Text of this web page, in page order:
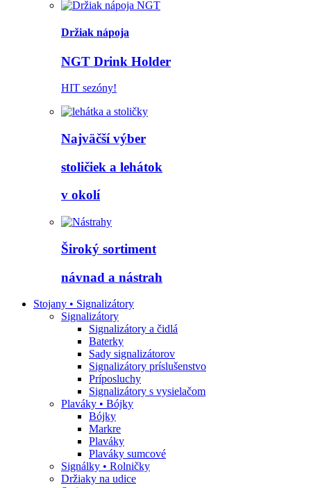
Držiak nápoja
NGT Drink Holder
HIT sezóny!
Najväčší výber
stoličiek a lehátok
v okolí
Široký sortiment
návnad a nástrah
Stojany • Signalizátory
Signalizátory
Signalizátory a čidlá
Baterky
Sady signalizátorov
Signalizátory príslušenstvo
Príposluchy
Signalizátory s vysielačom
Plaváky • Bójky
Bójky
Markre
Plaváky
Plaváky sumcové
Signálky • Rolničky
Držiaky na udice